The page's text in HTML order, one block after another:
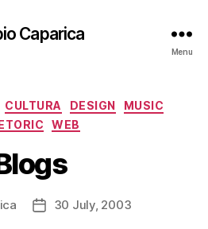
Caparica
Menu
Categories
CULTURA DESIGN
MUSIC
WEB
Post30 July, 2003